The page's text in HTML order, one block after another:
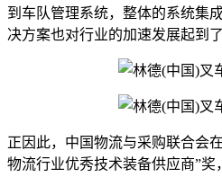
到车队管理系统，整体的系统集
决方案也对行业的加速发展起到
正因此，中国物流与采购联合会
物流行业优秀技术装备供应商”